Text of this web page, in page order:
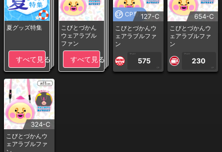
夏グッズ特集
すべて見る
こびとづかん
ウェアラブル
ファン
すべて見る
CP専用127-C
こびとづかんウ
ェアラブルファ
ン
1PLAY
575
CP
654-C
こびとづかんウ
ェアラブルファ
ン
1PLAY
230
CP
324-C
こびとづかんウ
ェアラブルファ